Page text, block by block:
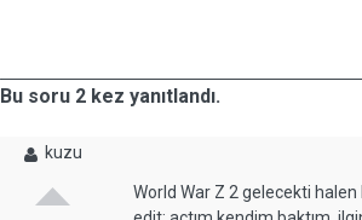
Bu soru 2 kez yanıtlandı.
kuzu
World War Z 2 gelecekti